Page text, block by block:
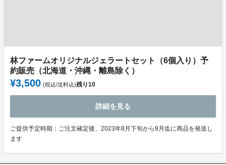
林ファームオリジナルジェラートセット（6個入り）予
約販売（北海道・沖縄・離島除く）
¥3,500 (税込/送料込)残り10
詳細を見る
ご提供予定時期：ご注文確定後、2023年8月下旬から9月迄に商品を発送し
ます